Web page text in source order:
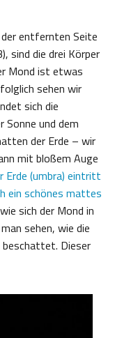
entfernten Seite
sind die drei Körper
Mond ist etwas
sehen wir
sich die
Sonne und dem
der Erde – wir
mit bloßem Auge
Erde (umbra) eintritt
ein schönes mattes
sich der Mond in
sehen, wie die
beschattet. Dieser